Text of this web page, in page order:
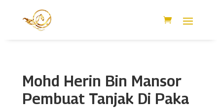
Mohd Herin Bin Mansor
Pembuat Tanjak Di Paka